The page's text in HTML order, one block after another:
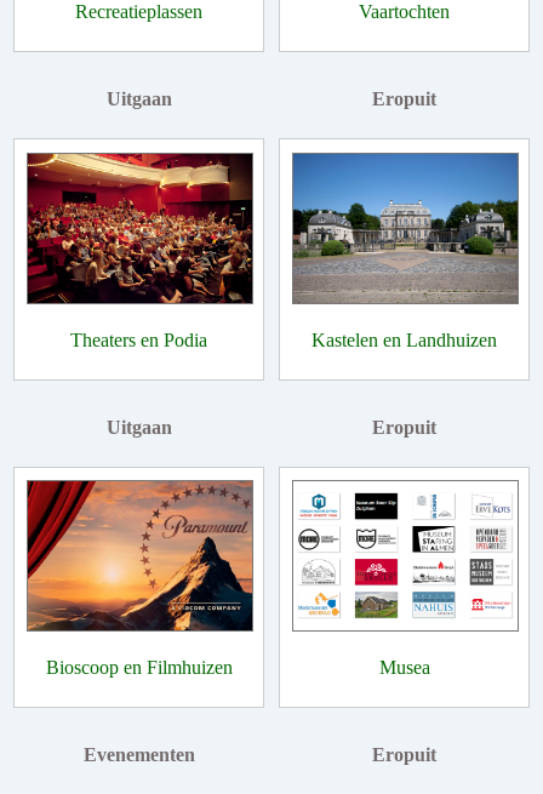
Recreatieplassen Vaartochten
Uitgaan
Theaters en Podia
Eropuit
Kastelen en Landhuizen
Uitgaan
Bioscoop en Filmhuizen
Eropuit
Musea
Evenementen Eropuit